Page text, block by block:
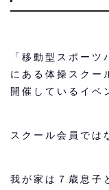
「移動型スポー
にある体操スクー
開催しているイベ
スクール会員では
我が家は７歳息子